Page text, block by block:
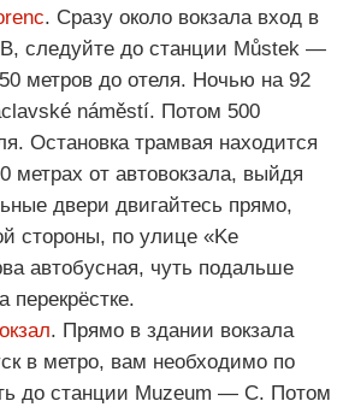
. Сразу около вокзала вход в
следуйте до станции Můstek —
метров до отеля. Ночью на 92
náměstí. Потом 500
Остановка трамвая находится
метрах от автовокзала, выйдя
двери двигайтесь прямо,
стороны, по улице «Ke
автобусная, чуть подальше
перекрёстке.
. Прямо в здании вокзала
в метро, вам необходимо по
до станции Muzeum — C. Потом